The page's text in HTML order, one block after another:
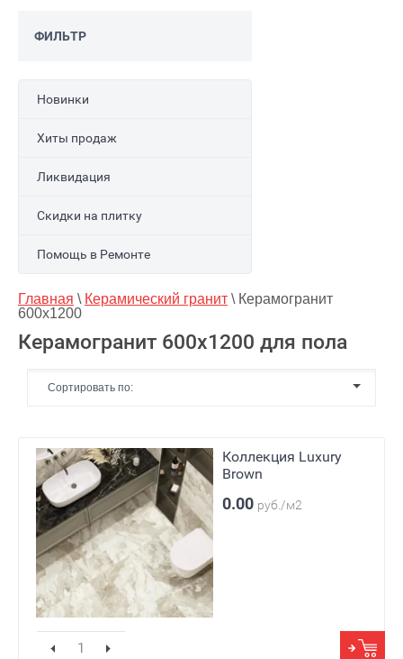
ФИЛЬТР
Новинки
Хиты продаж
Ликвидация
Скидки на плитку
Помощь в Ремонте
Главная \ Керамический гранит \ Керамогранит
600x1200
Керамогранит 600x1200 для пола
Сортировать по:
Коллекция Luxury
Brown
0.00 руб./м2